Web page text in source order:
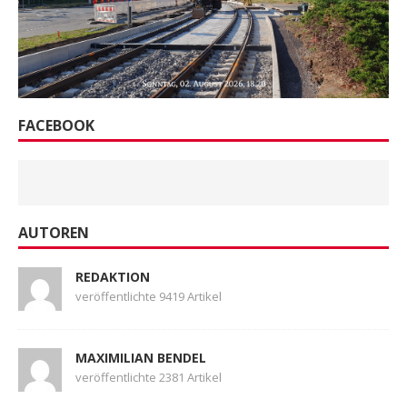
FACEBOOK
AUTOREN
REDAKTION
veröffentlichte 9419 Artikel
MAXIMILIAN BENDEL
veröffentlichte 2381 Artikel